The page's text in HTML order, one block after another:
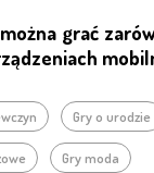
grać
Gry o urodzie
Gry moda